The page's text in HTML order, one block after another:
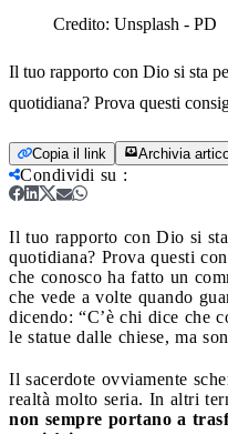
Credito: Unsplash - PD
Il tuo rapporto con Dio si sta
quotidiana? Prova questi
Copia il link Archivia
Condividi su :
Il tuo rapporto con Dio si
quotidiana? Prova questi
che conosco ha fatto un
che vede a volte quando
dicendo: “C’è chi dice che
le statue dalle chiese, ma
Il sacerdote ovviamente
realtà molto seria. In altri
non sempre portano a